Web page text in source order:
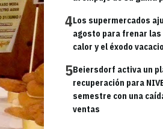
4Los supermercados
agosto para frenar
calor y el éxodo
5Beiersdorf activa un
recuperación para
semestre con una
ventas